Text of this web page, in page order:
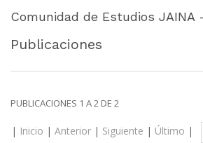
Comunidad de Estudios JAINA
Publicaciones
PUBLICACIONES 1 A 2 DE 2
| Inicio | Anterior | Siguiente | Último |